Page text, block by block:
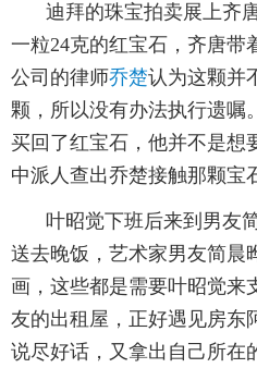
迪拜的珠宝拍卖展上齐
一粒24克的红宝石，齐唐带
公司的律师乔楚认为这颗并
颗，所以没有办法执行遗嘱
买回了红宝石，他并不是想
中派人查出乔楚接触那颗宝
叶昭觉下班后来到男友
送去晚饭，艺术家男友简晨
画，这些都是需要叶昭觉来
友的出租屋，正好遇见房东
说尽好话，又拿出自己所在